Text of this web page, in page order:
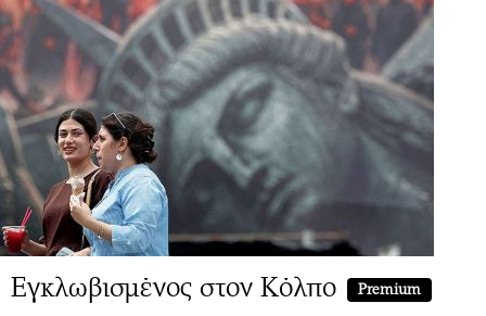
Εγκλωβισμένος στον Κόλπο Premium